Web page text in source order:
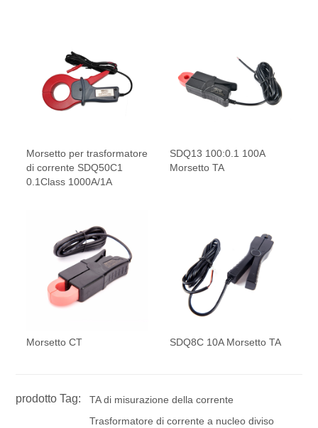
Morsetto per trasformatore
di corrente SDQ50C1
0.1Class 1000A/1A
SDQ13 100:0.1 100A
Morsetto TA
Morsetto CT SDQ8C 10A Morsetto TA
prodotto Tag:
TA di misurazione della corrente
Trasformatore di corrente a nucleo diviso